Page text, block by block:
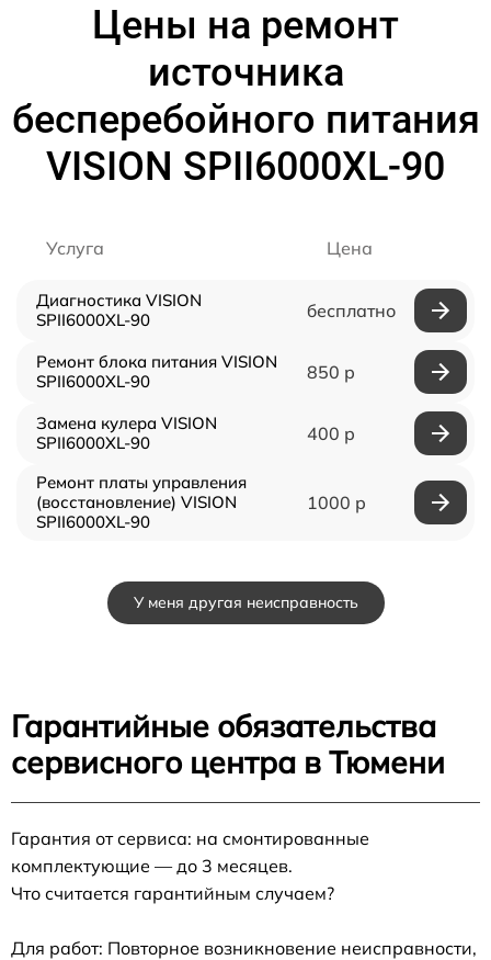
Цены на ремонт
источника
бесперебойного питания
VISION SPII6000XL-90
Услуга Цена
Диагностика VISION
SPII6000XL-90
бесплатно
Ремонт блока питания VISION
SPII6000XL-90
850 р
Замена кулера VISION
SPII6000XL-90
400 р
Ремонт платы управления
(восстановление) VISION
SPII6000XL-90
1000 р
У меня другая неисправность
Гарантийные обязательства
сервисного центра в Тюмени
Гарантия от сервиса: на смонтированные
комплектующие — до 3 месяцев.
Что считается гарантийным случаем?
Для работ: Повторное возникновение неисправности,